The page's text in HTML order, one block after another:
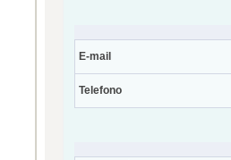
E-mail
Telefono